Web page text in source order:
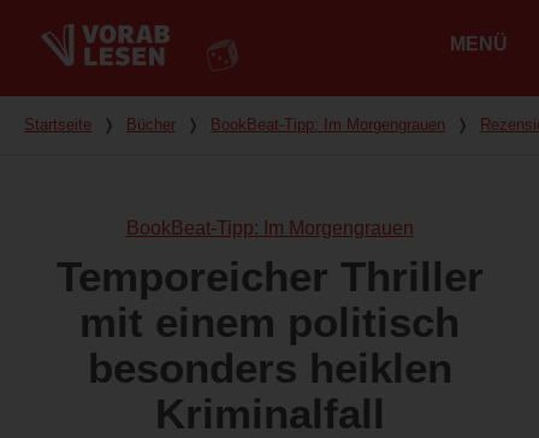
MENÜ
Du bist hier
Startseite ❭ Bücher ❭ BookBeat-Tipp: Im Morgengrauen ❭
BookBeat-Tipp: Im Morgengrauen
Temporeicher Thriller
mit einem politisch
besonders heiklen
Kriminalfall